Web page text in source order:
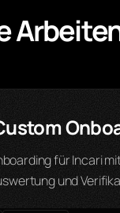
für Incari
und